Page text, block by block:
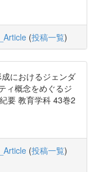
(投稿一覧)
におけるジェンダ
ィ概念をめぐるジ
要 教育学科 43巻2
(投稿一覧)